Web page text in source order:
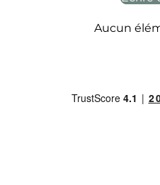
Aucun